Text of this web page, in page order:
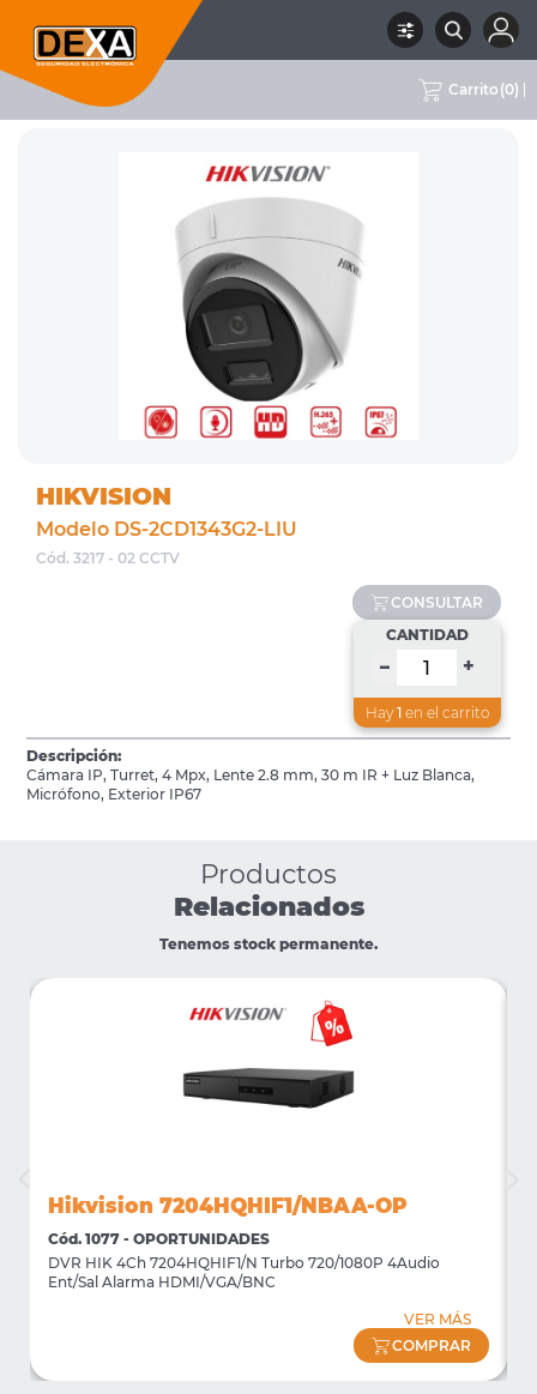
Carrito (0)
RUBRO SUBRUBRO HIKVISION
HIKVISION
Modelo DS-2CD1343G2-LIU
Cód. 3217 - 02 CCTV
CONSULTAR
CANTIDAD
– +
Hay 1en el carrito
Descripción:
Cámara IP, Turret, 4 Mpx, Lente 2.8 mm, 30 m IR + Luz Blanca,
Micrófono, Exterior IP67
Productos
Relacionados
Tenemos stock permanente.
Hikvision 7204HQHIF1/NBAA-OP
Cód. 1077 - OPORTUNIDADES
DVR HIK 4Ch 7204HQHIF1/N Turbo 720/1080P 4Audio
Ent/Sal Alarma HDMI/VGA/BNC
VER MÁS
COMPRAR